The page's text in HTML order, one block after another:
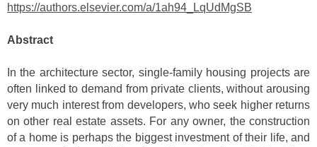
https://authors.elsevier.com/a/1ah94_LqUdMgSB
Abstract
In the architecture sector, single-family housing projects are
often linked to demand from private clients, without arousing
very much interest from developers, who seek higher returns
on other real estate assets. For any owner, the construction
of a home is perhaps the biggest investment of their life, and